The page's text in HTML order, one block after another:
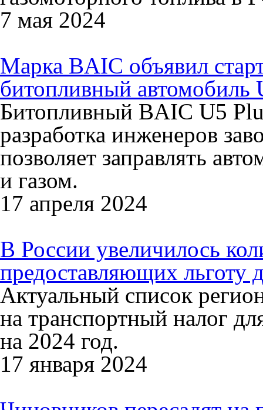
7 мая 2024
Марка BAIC объявил
битопливный автомобиль
Битопливный BAIC U5
разработка инженеров
позволяет заправлять
и газом.
17 апреля 2024
В России увеличилось
предоставляющих льготу
Актуальный список
на транспортный налог
на 2024 год.
17 января 2024